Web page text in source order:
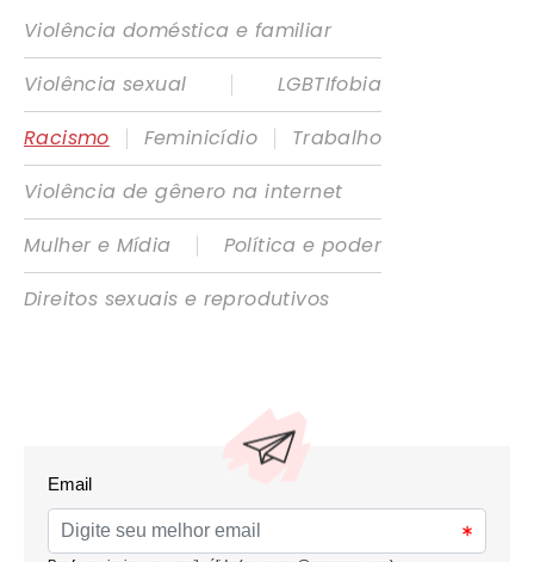
Violência doméstica e familiar
Violência sexual
|
LGBTIfobia
Racismo
| Feminicídio |
Trabalho
Violência de gênero na internet
Mulher e Mídia
|
Política e poder
Direitos sexuais e reprodutivos